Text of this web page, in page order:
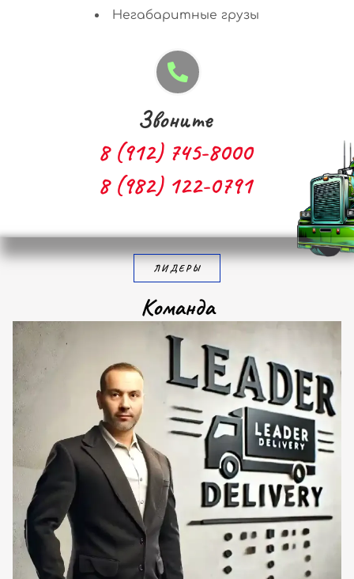
Негабаритные грузы
Звоните
8 (912) 745-8000
8 (982) 122-0791
ЛИДЕРЫ
Команда